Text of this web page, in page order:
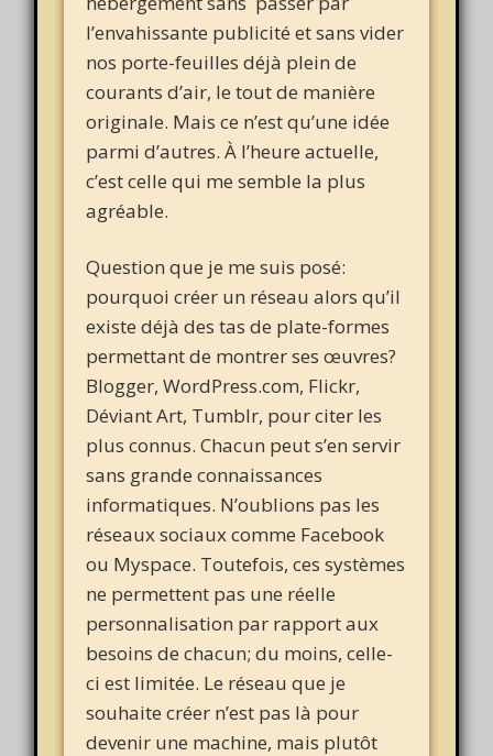
l’envahissante publicité et sans vider
nos porte-feuilles déjà plein de
courants d’air, le tout de manière
originale. Mais ce n’est qu’une idée
parmi d’autres. À l’heure actuelle,
c’est celle qui me semble la plus
agréable.
Question que je me suis posé:
pourquoi créer un réseau alors qu’il
existe déjà des tas de plate-formes
permettant de montrer ses œuvres?
Blogger, WordPress.com, Flickr,
Déviant Art, Tumblr, pour citer les
plus connus. Chacun peut s’en servir
sans grande connaissances
informatiques. N’oublions pas les
réseaux sociaux comme Facebook
ou Myspace. Toutefois, ces systèmes
ne permettent pas une réelle
personnalisation par rapport aux
besoins de chacun; du moins, celle-
ci est limitée. Le réseau que je
souhaite créer n’est pas là pour
devenir une machine, mais plutôt